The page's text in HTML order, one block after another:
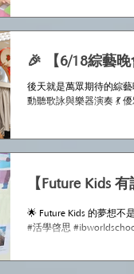
🎉 【6/18綜藝
後天就是萬眾期待的綜
動聽歌詠與樂器演奏 💃
【Future Kids
🌟 Future Kids 的夢想不
#活學啓思